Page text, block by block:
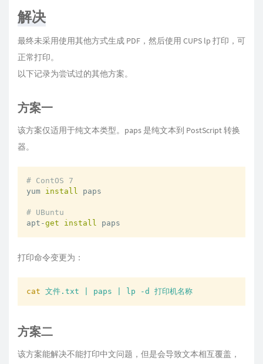
解决
最终未采用使用其他方式生成 PDF，然后使用 CUPS lp 打印，可
正常打印。
以下记录为尝试过的其他方案。
方案一
该方案仅适用于纯文本类型。paps 是纯文本到 PostScript 转换
器。
# ContOS 7
yum install paps
# UBuntu
apt-get install paps
打印命令变更为：
cat 文件.txt | paps | lp -d 打印机名称
方案二
该方案能解决不能打印中文问题，但是会导致文本相互覆盖，